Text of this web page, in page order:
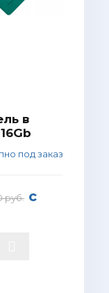
в
под заказ
руб.с